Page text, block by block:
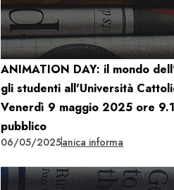
ANIMATION DAY: il mondo
gli studenti all'Università
Venerdì 9 maggio 2025 ore
pubblico
06/05/2025anica informa